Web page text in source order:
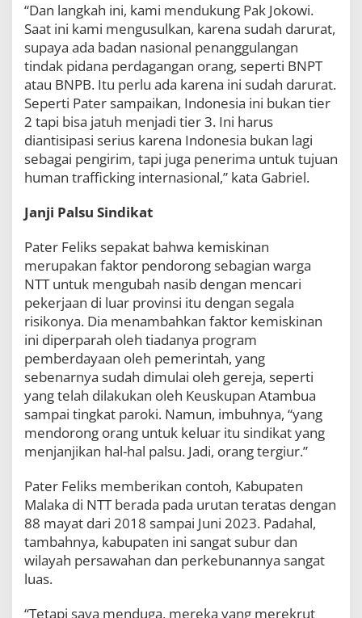
“Dan langkah ini, kami mendukung Pak Jokowi.
Saat ini kami mengusulkan, karena sudah darurat,
supaya ada badan nasional penanggulangan
tindak pidana perdagangan orang, seperti BNPT
atau BNPB. Itu perlu ada karena ini sudah darurat.
Seperti Pater sampaikan, Indonesia ini bukan tier
2 tapi bisa jatuh menjadi tier 3. Ini harus
diantisipasi serius karena Indonesia bukan lagi
sebagai pengirim, tapi juga penerima untuk tujuan
human trafficking internasional,” kata Gabriel.
Janji Palsu Sindikat
Pater Feliks sepakat bahwa kemiskinan
merupakan faktor pendorong sebagian warga
NTT untuk mengubah nasib dengan mencari
pekerjaan di luar provinsi itu dengan segala
risikonya. Dia menambahkan faktor kemiskinan
ini diperparah oleh tiadanya program
pemberdayaan oleh pemerintah, yang
sebenarnya sudah dimulai oleh gereja, seperti
yang telah dilakukan oleh Keuskupan Atambua
sampai tingkat paroki. Namun, imbuhnya, “yang
mendorong orang untuk keluar itu sindikat yang
menjanjikan hal-hal palsu. Jadi, orang tergiur.”
Pater Feliks memberikan contoh, Kabupaten
Malaka di NTT berada pada urutan teratas dengan
88 mayat dari 2018 sampai Juni 2023. Padahal,
tambahnya, kabupaten ini sangat subur dan
wilayah persawahan dan perkebunannya sangat
luas.
“Tetapi saya menduga, mereka yang merekrut